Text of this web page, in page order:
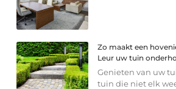
Zo maakt een
Leur uw tuin
Genieten van uw
tuin die niet elk